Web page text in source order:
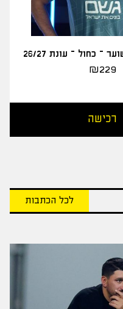
– כחול – עונת 26/27
₪229
רכישה
לכל הכתבות